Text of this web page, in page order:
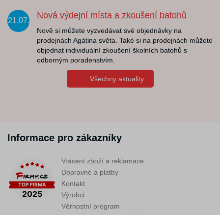
21.07.
Nová výdejní místa a zkoušení batohů
Nově si můžete vyzvedávat své objednávky na
prodejnách Agátina světa. Také si na prodejnách můžete
objednat individuální zkoušení školních batohů s
odborným poradenstvím.
Všechny aktuality
Informace pro zákazníky
Vrácení zboží a reklamace
Dopravné a platby
Kontakt
Výrobci
Věrnostní program